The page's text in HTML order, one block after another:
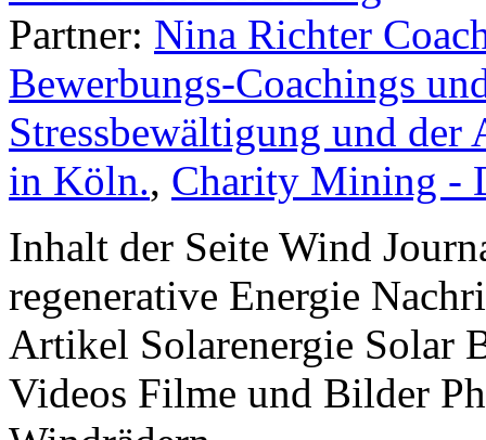
Partner: Nina Richter
Bewerbungs-Coachings
Stressbewältigung und
in Köln., Charity Mining -
Inhalt der Seite Wind
regenerative Energie
Artikel Solarenergie Solar
Videos Filme und Bilder